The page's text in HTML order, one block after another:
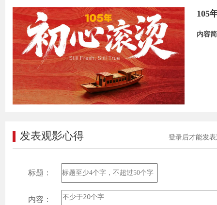
105
内容
登录后才能发
发表观影心得
标题：
内容：